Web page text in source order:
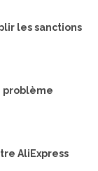
les sanctions
problème
AliExpress